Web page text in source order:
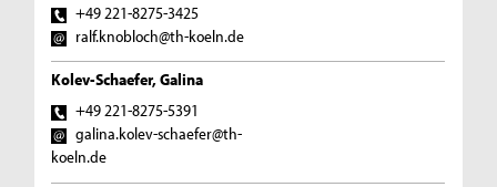
+49 221-8275-3425
ralf.knobloch@th-koeln.de
Kolev-Schaefer, Galina
+49 221-8275-5391
galina.kolev-schaefer@th-
koeln.de